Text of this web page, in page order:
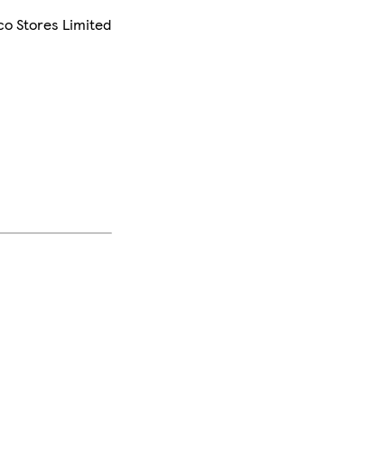
Stores Limited